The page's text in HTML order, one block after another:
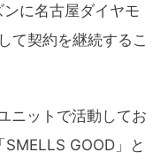
に名古屋ダイヤモ
て契約を継続するこ
ニットで活動してお
GOOD」と